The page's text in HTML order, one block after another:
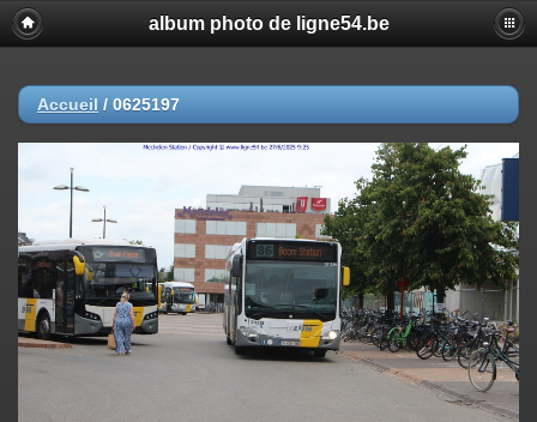
album photo de ligne54.be
Accueil / 0625197